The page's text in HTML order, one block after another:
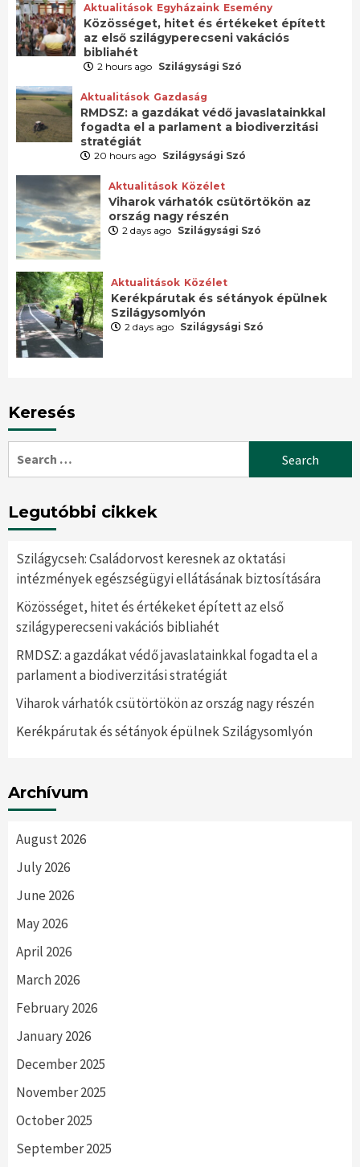
Aktualitások Egyházaink Esemény
Közösséget, hitet és értékeket épített
az első szilágyperecseni vakációs
bibliahét
2 hours ago Szilágysági Szó
Aktualitások Gazdaság
RMDSZ: a gazdákat védő javaslatainkkal
fogadta el a parlament a biodiverzitási
stratégiát
20 hours ago Szilágysági Szó
Aktualitások Közélet
Viharok várhatók csütörtökön az
ország nagy részén
2 days ago Szilágysági Szó
Aktualitások Közélet
Kerékpárutak és sétányok épülnek
Szilágysomlyón
2 days ago Szilágysági Szó
Keresés
Legutóbbi cikkek
Szilágycseh: Családorvost keresnek az oktatási
intézmények egészségügyi ellátásának biztosítására
Közösséget, hitet és értékeket épített az első
szilágyperecseni vakációs bibliahét
RMDSZ: a gazdákat védő javaslatainkkal fogadta el a
parlament a biodiverzitási stratégiát
Viharok várhatók csütörtökön az ország nagy részén
Kerékpárutak és sétányok épülnek Szilágysomlyón
Archívum
August 2026
July 2026
June 2026
May 2026
April 2026
March 2026
February 2026
January 2026
December 2025
November 2025
October 2025
September 2025